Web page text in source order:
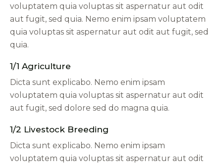
voluptatem quia voluptas sit aspernatur aut odit
aut fugit, sed quia. Nemo enim ipsam voluptatem
quia voluptas sit aspernatur aut odit aut fugit, sed
quia.
1/1 Agriculture
Dicta sunt explicabo. Nemo enim ipsam
voluptatem quia voluptas sit aspernatur aut odit
aut fugit, sed dolore sed do magna quia.
1/2 Livestock Breeding
Dicta sunt explicabo. Nemo enim ipsam
voluptatem quia voluptas sit aspernatur aut odit